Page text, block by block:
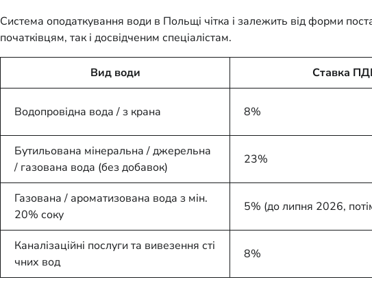
Система оподаткування води в Польщі чітка і залежить від форми
початківцям, так і досвідченим спеціалістам.
Вид води Ставка
Водопровідна вода / з крана 8%
Бутильована мінеральна / джерельна
/ газована вода (без добавок)
23%
Газована / ароматизована вода з мін.
20% соку
5% (до липня 2026,
Каналізаційні послуги та вивезення сті
чних вод
8%